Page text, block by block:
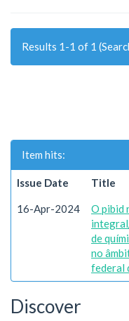
Results 1-1 of 1
Item hits:
Issue Date Title
16-Apr-2024
O pibid
de
no
federal
Discover